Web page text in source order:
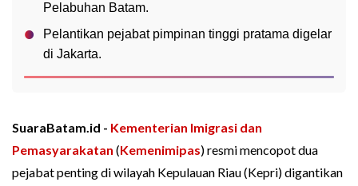
Pelabuhan Batam.
Pelantikan pejabat pimpinan tinggi pratama digelar
di Jakarta.
SuaraBatam.id - Kementerian Imigrasi dan
Pemasyarakatan (Kemenimipas) resmi mencopot dua
pejabat penting di wilayah Kepulauan Riau (Kepri) digantikan